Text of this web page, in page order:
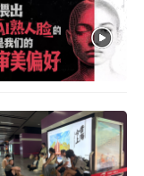
域进行军事训
达2.36万人
死亡，仍有1